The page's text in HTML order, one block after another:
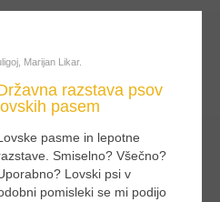
dalje
Marijan Likar.
razstava psov
lovskih pasem
pasme in lepotne
Smiselno? Všečno?
Lovski psi v
pomisleki se mi podijo